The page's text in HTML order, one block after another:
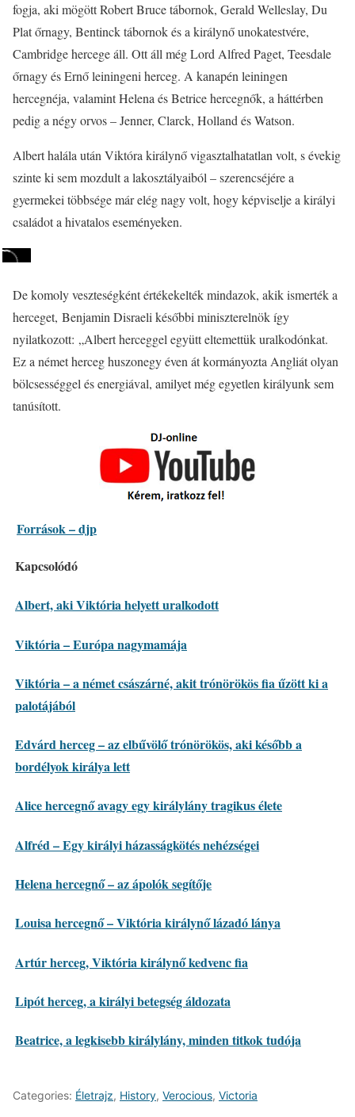
fogja, aki mögött Robert Bruce tábornok, Gerald Welleslay, Du
Plat őrnagy, Bentinck tábornok és a királynő unokatestvére,
Cambridge hercege áll. Ott áll még Lord Alfred Paget, Teesdale
őrnagy és Ernő leiningeni herceg. A kanapén leiningen
hercegnéja, valamint Helena és Betrice hercegnők, a háttérben
pedig a négy orvos – Jenner, Clarck, Holland és Watson.
Albert halála után Viktóra királynő vigasztalhatatlan volt, s évekig
szinte ki sem mozdult a lakosztályaiból – szerencséjére a
gyermekei többsége már elég nagy volt, hogy képviselje a királyi
családot a hivatalos eseményeken.
De komoly veszteségként értékekelték mindazok, akik ismerték a
herceget, Benjamin Disraeli későbbi miniszterelnök így
nyilatkozott: „Albert herceggel együtt eltemettük uralkodónkat.
Ez a német herceg huszonegy éven át kormányozta Angliát olyan
bölcsességgel és energiával, amilyet még egyetlen királyunk sem
tanúsított.
Források – djp
Kapcsolódó
Albert, aki Viktória helyett uralkodott
Viktória – Európa nagymamája
Viktória – a német császárné, akit trónörökös fia űzött ki a
palotájából
Edvárd herceg – az elbűvölő trónörökös, aki később a
bordélyok királya lett
Alice hercegnő avagy egy királylány tragikus élete
Alfréd – Egy királyi házasságkötés nehézségei
Helena hercegnő – az ápolók segítője
Louisa hercegnő – Viktória királynő lázadó lánya
Artúr herceg, Viktória királynő kedvenc fia
Lipót herceg, a királyi betegség áldozata
Beatrice, a legkisebb királylány, minden titkok tudója
Categories: Életrajz, History, Verocious, Victoria